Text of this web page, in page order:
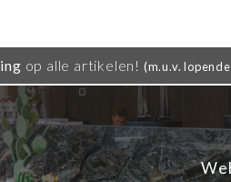
op alle artikelen! (m.u.v.